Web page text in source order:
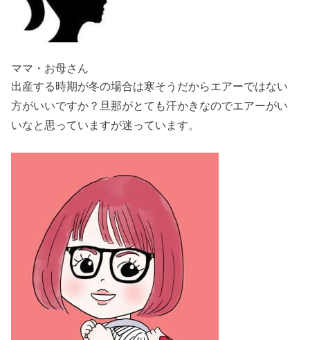
ママ・お母さん
出産する時期が冬の場合は寒そうだからエアーではない
方がいいですか？旦那がとても汗かきなのでエアーがい
いなと思っていますが迷っています。